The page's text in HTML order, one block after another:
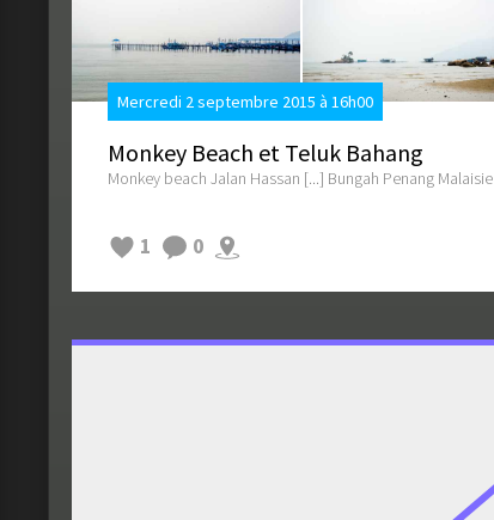
Mercredi 2 septembre 2015 à 16h00
Monkey Beach et Teluk Bahang
Monkey beach Jalan Hassan [...] Bungah Penang Malaisie
1 0